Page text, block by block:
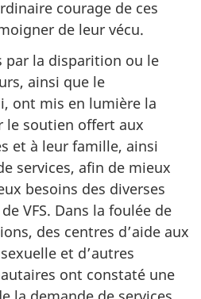
courage de ces
de leur vécu.
par la disparition ou le
ainsi que le
ont mis en lumière la
le soutien offert aux
et à leur famille, ainsi
services, afin de mieux
besoins des diverses
VFS. Dans la foulée de
des centres d’aide aux
et d’autres
ont constaté une